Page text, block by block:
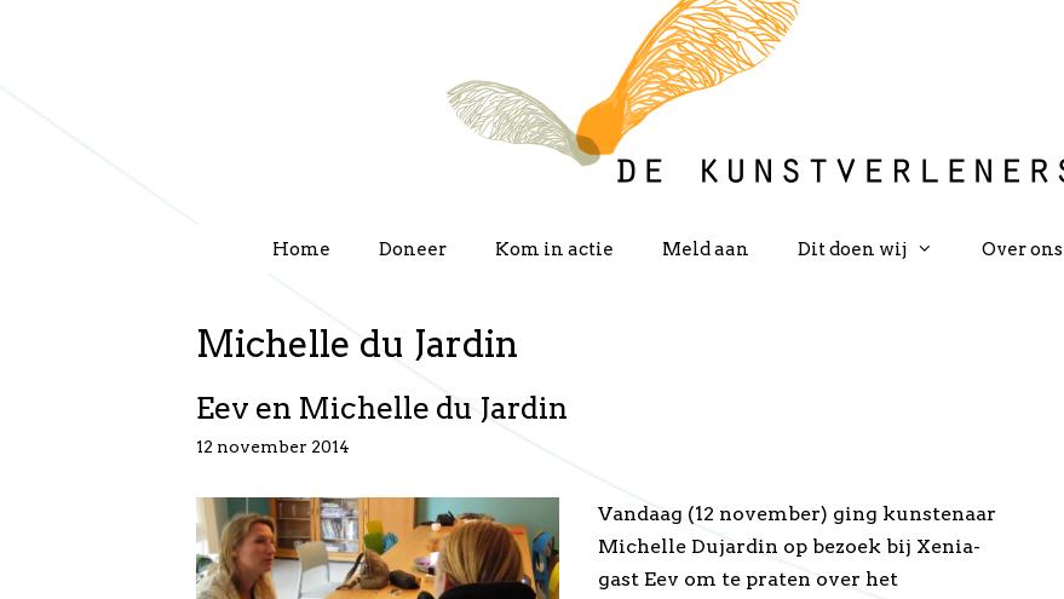
Home Doneer Kom in actie Meld aan Dit doen wij Over ons
Michelle du Jardin
Eev en Michelle du Jardin
12 november 2014
Vandaag (12 november) ging kunstenaar
Michelle Dujardin op bezoek bij Xenia-
gast Eev om te praten over het